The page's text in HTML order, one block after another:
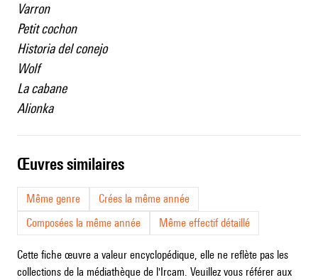
Varron
Petit cochon
Historia del conejo
Wolf
La cabane
Alionka
œuvres similaires
Même genre
Crées la même année
Composées la même année
Même effectif détaillé
Cette fiche œuvre a valeur encyclopédique, elle ne reflète pas les
collections de la médiathèque de l'Ircam. Veuillez vous référer aux